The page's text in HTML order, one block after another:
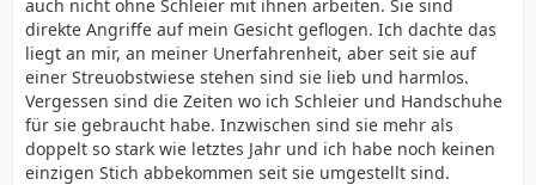
auch nicht ohne Schleier mit ihnen arbeiten. Sie sind
direkte Angriffe auf mein Gesicht geflogen. Ich dachte das
liegt an mir, an meiner Unerfahrenheit, aber seit sie auf
einer Streuobstwiese stehen sind sie lieb und harmlos.
Vergessen sind die Zeiten wo ich Schleier und Handschuhe
für sie gebraucht habe. Inzwischen sind sie mehr als
doppelt so stark wie letztes Jahr und ich habe noch keinen
einzigen Stich abbekommen seit sie umgestellt sind.